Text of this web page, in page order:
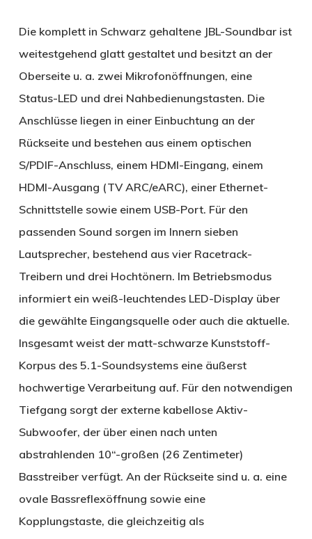
Die komplett in Schwarz gehaltene JBL-Soundbar ist
weitestgehend glatt gestaltet und besitzt an der
Oberseite u. a. zwei Mikrofonöffnungen, eine
Status-LED und drei Nahbedienungstasten. Die
Anschlüsse liegen in einer Einbuchtung an der
Rückseite und bestehen aus einem optischen
S/PDIF-Anschluss, einem HDMI-Eingang, einem
HDMI-Ausgang (TV ARC/eARC), einer Ethernet-
Schnittstelle sowie einem USB-Port. Für den
passenden Sound sorgen im Innern sieben
Lautsprecher, bestehend aus vier Racetrack-
Treibern und drei Hochtönern. Im Betriebsmodus
informiert ein weiß-leuchtendes LED-Display über
die gewählte Eingangsquelle oder auch die aktuelle.
Insgesamt weist der matt-schwarze Kunststoff-
Korpus des 5.1-Soundsystems eine äußerst
hochwertige Verarbeitung auf. Für den notwendigen
Tiefgang sorgt der externe kabellose Aktiv-
Subwoofer, der über einen nach unten
abstrahlenden 10“-großen (26 Zentimeter)
Basstreiber verfügt. An der Rückseite sind u. a. eine
ovale Bassreflexöffnung sowie eine
Kopplungstaste, die gleichzeitig als